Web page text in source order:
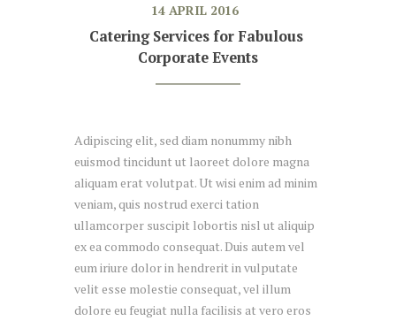
14 APRIL 2016
Catering Services for Fabulous
Corporate Events
Adipiscing elit, sed diam nonummy nibh
euismod tincidunt ut laoreet dolore magna
aliquam erat volutpat. Ut wisi enim ad minim
veniam, quis nostrud exerci tation
ullamcorper suscipit lobortis nisl ut aliquip
ex ea commodo consequat. Duis autem vel
eum iriure dolor in hendrerit in vulputate
velit esse molestie consequat, vel illum
dolore eu feugiat nulla facilisis at vero eros